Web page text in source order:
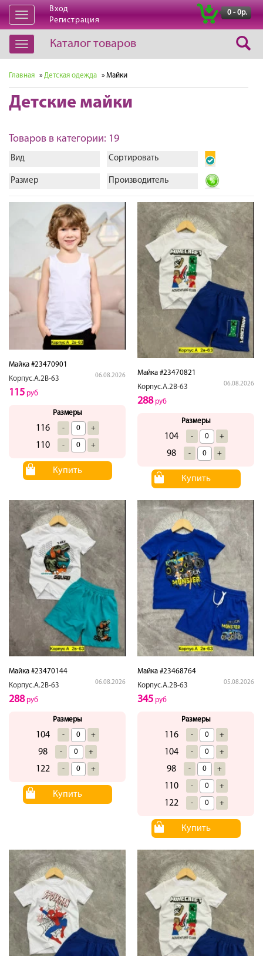
Открыть
навигацию
Вход
Регистрация
0 - 0р.
Открыть
навигацию
Каталог товаров
Главная » Детская одежда » Майки
Детские майки
Товаров в категории: 19
Вид Сортировать
Размер Производитель
Майка #23470901
Корпус.А.2В-63
06.08.2026
115 руб
Размеры
116 - +
110 - +
Купить
Майка #23470821
Корпус.А.2В-63
06.08.2026
288руб
Размеры
104 - +
98 - +
Купить
Майка #23470144
Корпус.А.2В-63
06.08.2026
288руб
Размеры
104 - +
98 - +
122 - +
Купить
Майка #23468764
Корпус.А.2В-63
05.08.2026
345 руб
Размеры
116 - +
104 - +
98 - +
110 - +
122 - +
Купить